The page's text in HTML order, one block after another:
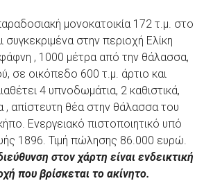
μονοκατοικία 172 τ.μ. στο
συγκεκριμένα στην περιοχή Ελίκη
, 1000 μέτρα από την θάλασσα,
σε οικόπεδο 600 τ.μ. άρτιο και
4 υπνοδωμάτια, 2 καθιστικά,
, απίστευτη θέα στην θάλασσα του
Ενεργειακό πιστοποιητικό υπό
1896. Τιμή πώλησης 86.000 ευρώ.
στον χάρτη είναι ενδεικτική
που βρίσκεται το ακίνητο.